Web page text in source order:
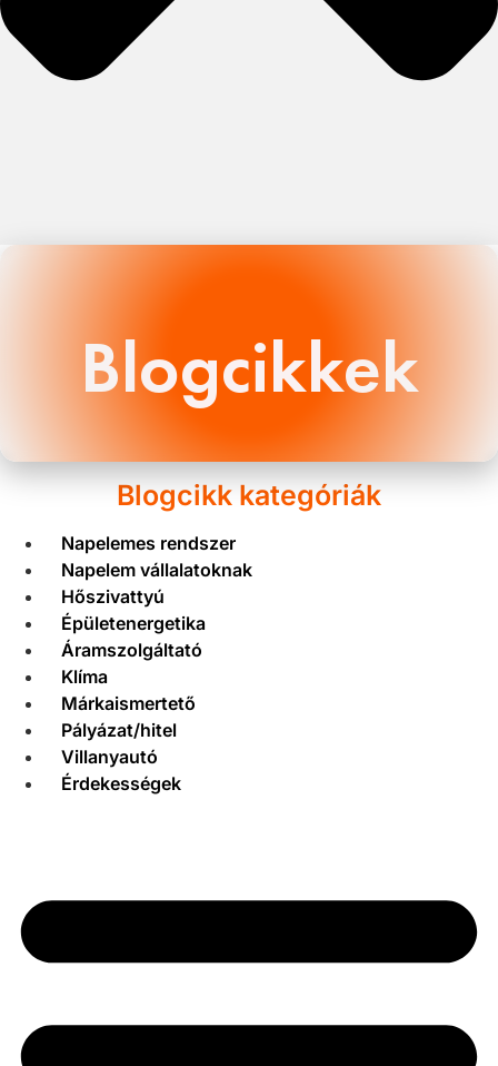
Blogcikkek
Blogcikk kategóriák
Napelemes rendszer
Napelem vállalatoknak
Hőszivattyú
Épületenergetika
Áramszolgáltató
Klíma
Márkaismertető
Pályázat/hitel
Villanyautó
Érdekességek